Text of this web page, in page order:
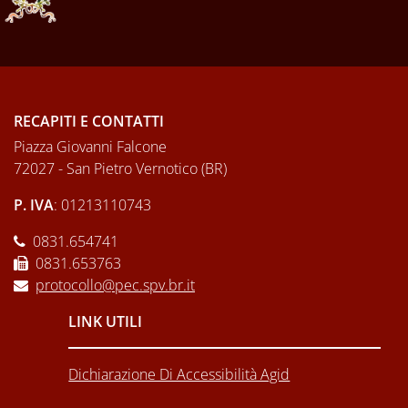
RECAPITI E CONTATTI
Piazza Giovanni Falcone
72027 - San Pietro Vernotico (BR)
P. IVA: 01213110743
0831.654741
0831.653763
protocollo@pec.spv.br.it
LINK UTILI
Dichiarazione Di Accessibilità Agid